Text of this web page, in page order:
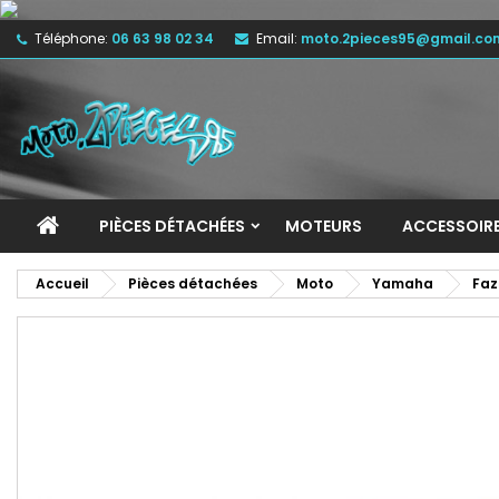
Téléphone: 06 63 98 02 34 Email:
PIÈCES DÉTACHÉES MOTEURS
Accueil Pièces détachées Moto Yamaha